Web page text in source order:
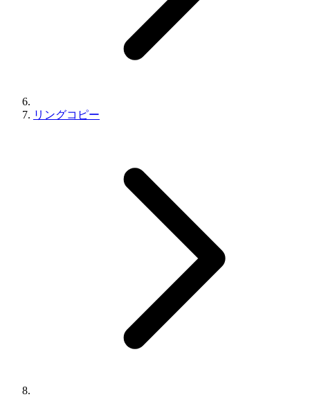
リングコピー